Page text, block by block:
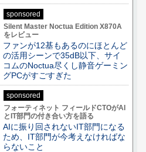
sponsored
Silent Master Noctua Edition X870A
をレビュー
ファンが12基もあるのにほとんど
の活用シーンで35dB以下、サイ
コムのNoctua尽くし静音ゲーミン
グPCがすごすぎた
sponsored
フォーティネット フィールドCTOがAI
とIT部門の付き合い方を語る
AIに振り回されないIT部門になる
ため、IT部門が今考えなければな
らないこと